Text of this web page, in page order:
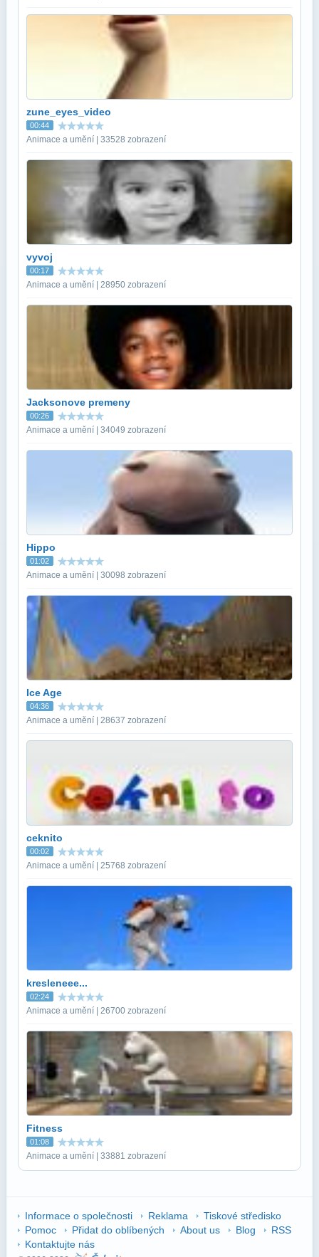
zune_eyes_video
00:44
Animace a umění | 33528 zobrazení
vyvoj
00:17
Animace a umění | 28950 zobrazení
Jacksonove premeny
00:26
Animace a umění | 34049 zobrazení
Hippo
01:02
Animace a umění | 30098 zobrazení
Ice Age
04:36
Animace a umění | 28637 zobrazení
ceknito
00:02
Animace a umění | 25768 zobrazení
kresleneee...
02:24
Animace a umění | 26700 zobrazení
Fitness
01:08
Animace a umění | 33881 zobrazení
Informace o společnosti Reklama
Tiskové středisko
Pomoc
Přidat do oblíbených About us Blog
RSS
Kontaktujte nás